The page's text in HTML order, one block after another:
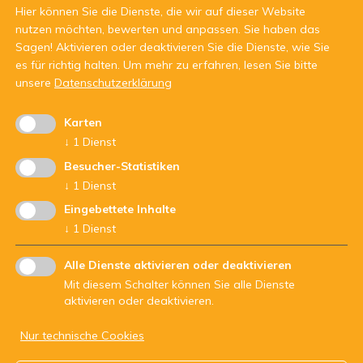
Mit Unterstützung von:
Hier können Sie die Dienste, die wir auf dieser Website
nutzen möchten, bewerten und anpassen. Sie haben das
Sagen! Aktivieren oder deaktivieren Sie die Dienste, wie Sie
es für richtig halten. Um mehr zu erfahren, lesen Sie bitte
unsere Datenschutzerklärung
Karten
↓ 1 Dienst
Besucher-Statistiken
↓ 1 Dienst
Eingebettete Inhalte
↓ 1 Dienst
Alle Dienste aktivieren oder deaktivieren
Mit diesem Schalter können Sie alle Dienste
aktivieren oder deaktivieren.
Nur technische Cookies